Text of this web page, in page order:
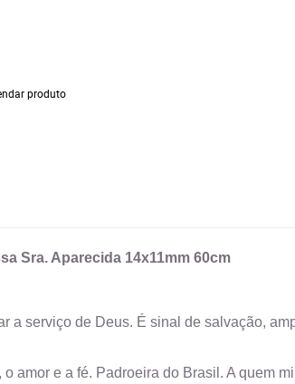
produto
Sra. Aparecida 14x11mm 60cm
a serviço de Deus. É sinal de salvação,
amor e a fé. Padroeira do Brasil. A quem